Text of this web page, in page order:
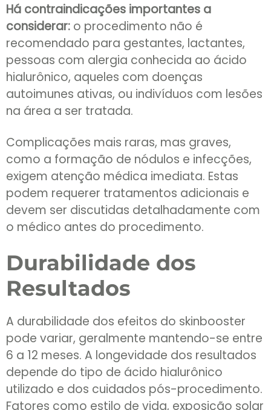
Há contraindicações importantes a
considerar: o procedimento não é
recomendado para gestantes, lactantes,
pessoas com alergia conhecida ao ácido
hialurônico, aqueles com doenças
autoimunes ativas, ou indivíduos com lesões
na área a ser tratada.
Complicações mais raras, mas graves,
como a formação de nódulos e infecções,
exigem atenção médica imediata. Estas
podem requerer tratamentos adicionais e
devem ser discutidas detalhadamente com
o médico antes do procedimento.
Durabilidade dos
Resultados
A durabilidade dos efeitos do skinbooster
pode variar, geralmente mantendo-se entre
6 a 12 meses. A longevidade dos resultados
depende do tipo de ácido hialurônico
utilizado e dos cuidados pós-procedimento.
Fatores como estilo de vida, exposição solar